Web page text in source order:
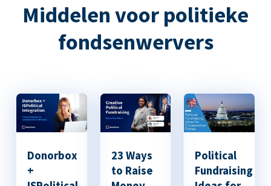
Middelen voor politieke
fondsenwervers
Donorbox
+
23 Ways
to Raise
Political
Fundraising